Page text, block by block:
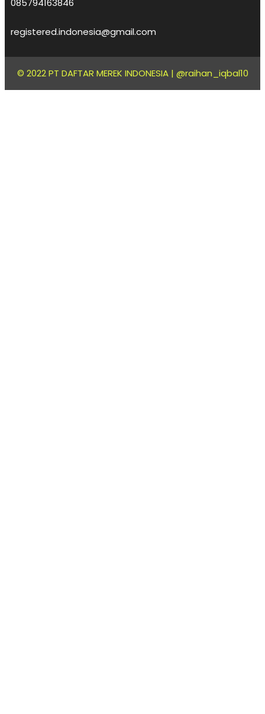
085794163846
registered.indonesia@gmail.com
© 2022 PT DAFTAR MEREK INDONESIA | @raihan_iqbal10